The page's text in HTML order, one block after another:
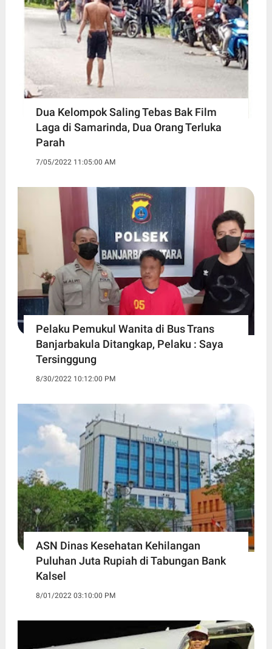
Dua Kelompok Saling Tebas Bak Film
Laga di Samarinda, Dua Orang Terluka
Parah
7/05/2022 11:05:00 AM
Pelaku Pemukul Wanita di Bus Trans
Banjarbakula Ditangkap, Pelaku : Saya
Tersinggung
8/30/2022 10:12:00 PM
ASN Dinas Kesehatan Kehilangan
Puluhan Juta Rupiah di Tabungan Bank
Kalsel
8/01/2022 03:10:00 PM